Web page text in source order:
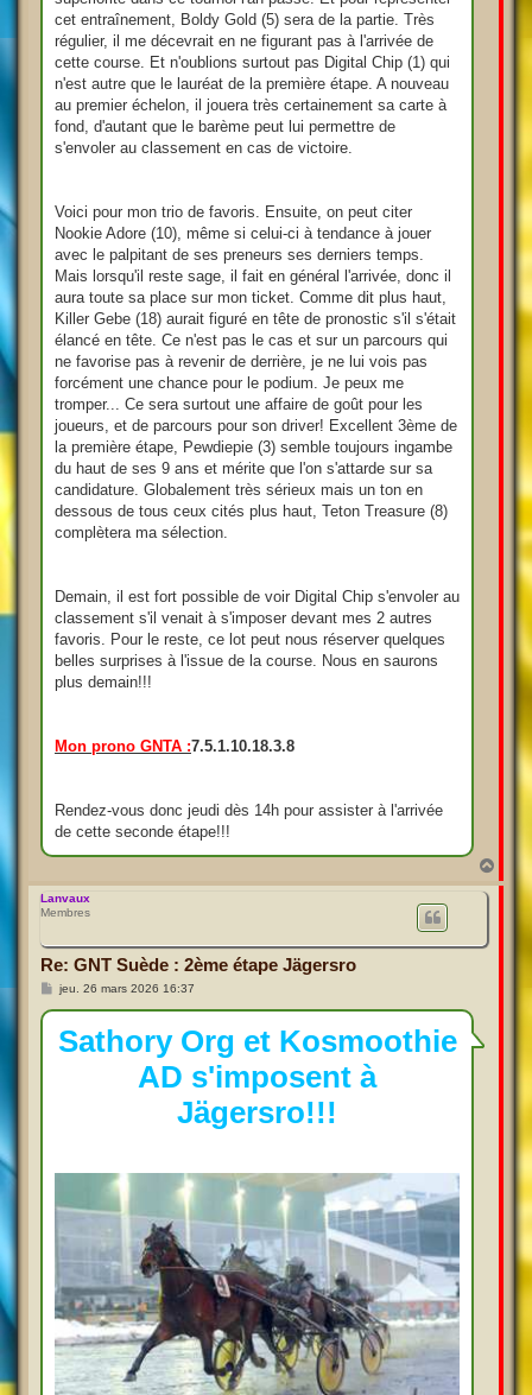
cet entraînement, Boldy Gold (5) sera de la partie. Très
régulier, il me décevrait en ne figurant pas à l'arrivée de
cette course. Et n'oublions surtout pas Digital Chip (1) qui
n'est autre que le lauréat de la première étape. A nouveau
au premier échelon, il jouera très certainement sa carte à
fond, d'autant que le barème peut lui permettre de
s'envoler au classement en cas de victoire.
Voici pour mon trio de favoris. Ensuite, on peut citer
Nookie Adore (10), même si celui-ci à tendance à jouer
avec le palpitant de ses preneurs ses derniers temps.
Mais lorsqu'il reste sage, il fait en général l'arrivée, donc il
aura toute sa place sur mon ticket. Comme dit plus haut,
Killer Gebe (18) aurait figuré en tête de pronostic s'il s'était
élancé en tête. Ce n'est pas le cas et sur un parcours qui
ne favorise pas à revenir de derrière, je ne lui vois pas
forcément une chance pour le podium. Je peux me
tromper... Ce sera surtout une affaire de goût pour les
joueurs, et de parcours pour son driver! Excellent 3ème de
la première étape, Pewdiepie (3) semble toujours ingambe
du haut de ses 9 ans et mérite que l'on s'attarde sur sa
candidature. Globalement très sérieux mais un ton en
dessous de tous ceux cités plus haut, Teton Treasure (8)
complètera ma sélection.
Demain, il est fort possible de voir Digital Chip s'envoler au
classement s'il venait à s'imposer devant mes 2 autres
favoris. Pour le reste, ce lot peut nous réserver quelques
belles surprises à l'issue de la course. Nous en saurons
plus demain!!!
Mon prono GNTA :7.5.1.10.18.3.8
Rendez-vous donc jeudi dès 14h pour assister à l'arrivée
de cette seconde étape!!!
a
Lanvaux
Membres
Re: GNT Suède : 2ème étape Jägersro
M
s
a
jeu. 26 mars 2026 16:37
Sathory Org et Kosmoothie
AD s'imposent à
Jägersro!!!